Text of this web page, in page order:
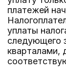
платежей
уплаты
следующего
кварталами,